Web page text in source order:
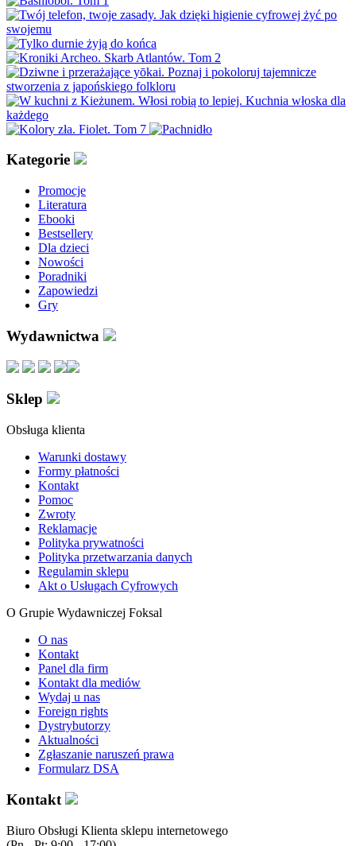
Kategorie
Promocje
Literatura
Ebooki
Bestsellery
Dla dzieci
Nowości
Poradniki
Zapowiedzi
Gry
Wydawnictwa
Sklep
Obsługa klienta
Warunki dostawy
Formy płatności
Kontakt
Pomoc
Zwroty
Reklamacje
Polityka prywatności
Polityka przetwarzania danych
Regulamin sklepu
Akt o Usługach Cyfrowych
O Grupie Wydawniczej Foksal
O nas
Kontakt
Panel dla firm
Kontakt dla mediów
Wydaj u nas
Foreign rights
Dystrybutorzy
Aktualności
Zgłaszanie naruszeń prawa
Formularz DSA
Kontakt
Biuro Obsługi Klienta sklepu internetowego